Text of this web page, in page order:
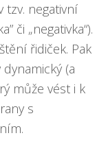
tzv. negativní
či „negativka“).
řidiček. Pak
(a
může vést i k
s